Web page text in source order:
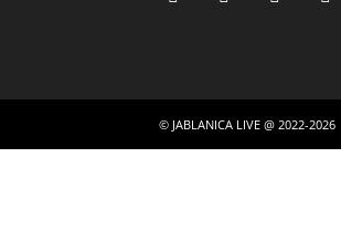
© JABLANICA LIVE @ 2022-2026